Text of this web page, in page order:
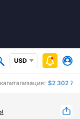
USD
$2 302